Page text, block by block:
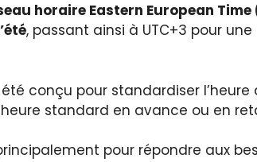
horaire Eastern European Time
, passant ainsi à UTC+3 pour
conçu pour standardiser
standard en avance ou en
pour répondre aux